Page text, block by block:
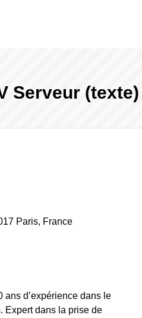
Serveur (texte)
Paris, France
ans d’expérience dans le
Expert dans la prise de